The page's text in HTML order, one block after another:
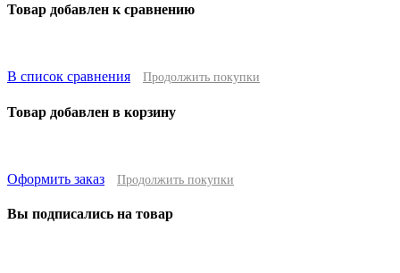
Товар добавлен к сравнению
В список сравнения Продолжить покупки
Товар добавлен в корзину
Оформить заказ Продолжить покупки
Вы подписались на товар